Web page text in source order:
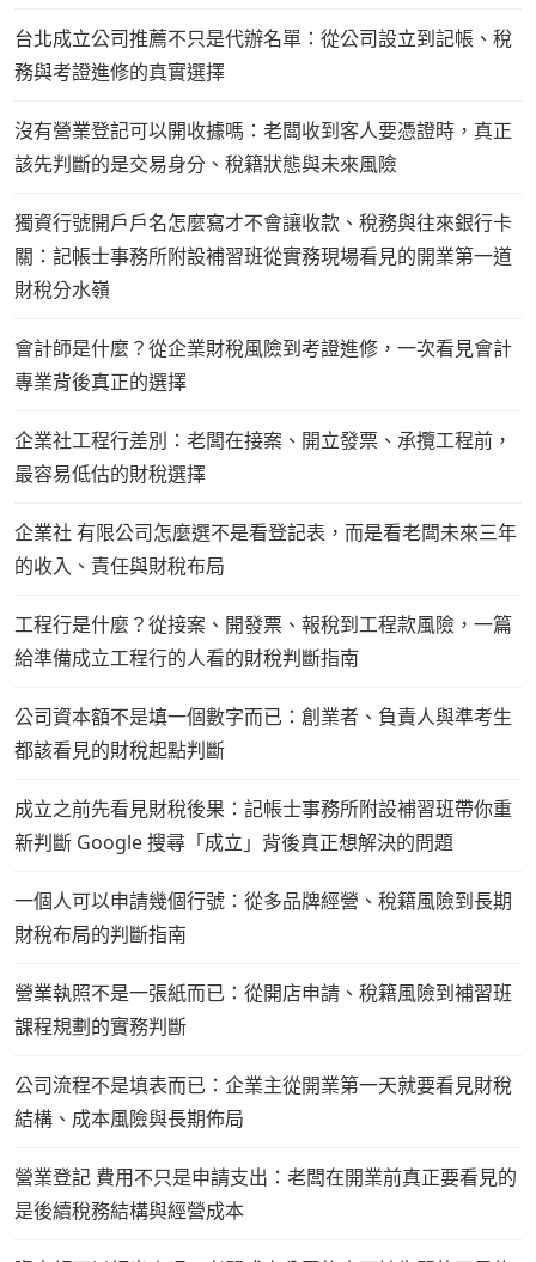
台北成立公司推薦不只是代辦名單：從公司設立到記帳、稅
務與考證進修的真實選擇
沒有營業登記可以開收據嗎：老闆收到客人要憑證時，真正
該先判斷的是交易身分、稅籍狀態與未來風險
獨資行號開戶戶名怎麼寫才不會讓收款、稅務與往來銀行卡
關：記帳士事務所附設補習班從實務現場看見的開業第一道
財稅分水嶺
會計師是什麼？從企業財稅風險到考證進修，一次看見會計
專業背後真正的選擇
企業社工程行差別：老闆在接案、開立發票、承攬工程前，
最容易低估的財稅選擇
企業社 有限公司怎麼選不是看登記表，而是看老闆未來三年
的收入、責任與財稅布局
工程行是什麼？從接案、開發票、報稅到工程款風險，一篇
給準備成立工程行的人看的財稅判斷指南
公司資本額不是填一個數字而已：創業者、負責人與準考生
都該看見的財稅起點判斷
成立之前先看見財稅後果：記帳士事務所附設補習班帶你重
新判斷 Google 搜尋「成立」背後真正想解決的問題
一個人可以申請幾個行號：從多品牌經營、稅籍風險到長期
財稅布局的判斷指南
營業執照不是一張紙而已：從開店申請、稅籍風險到補習班
課程規劃的實務判斷
公司流程不是填表而已：企業主從開業第一天就要看見財稅
結構、成本風險與長期佈局
營業登記 費用不只是申請支出：老闆在開業前真正要看見的
是後續稅務結構與經營成本